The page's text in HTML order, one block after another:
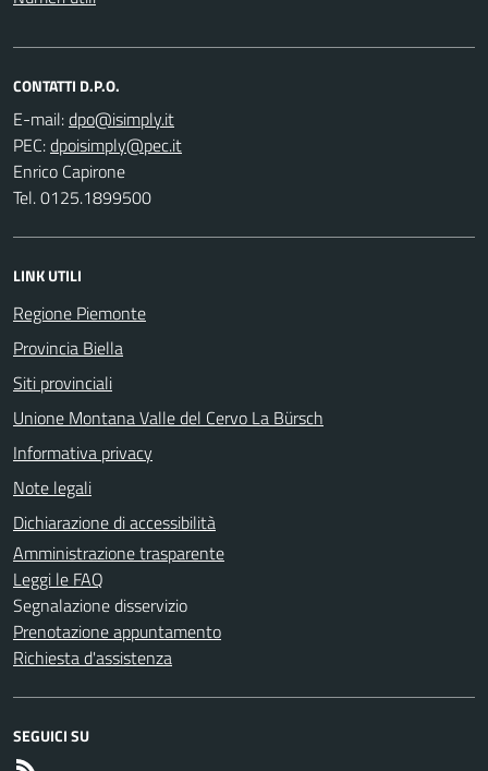
CONTATTI D.P.O.
E-mail:
PEC:
Enrico Capirone
Tel. 0125.1899500
LINK UTILI
Regione Piemonte
Provincia Biella
Siti provinciali
Unione Montana Valle del Cervo La Bürsch
Informativa privacy
Note legali
Dichiarazione di accessibilità
Amministrazione trasparente
Leggi le FAQ
Segnalazione disservizio
Prenotazione appuntamento
Richiesta d'assistenza
SEGUICI SU